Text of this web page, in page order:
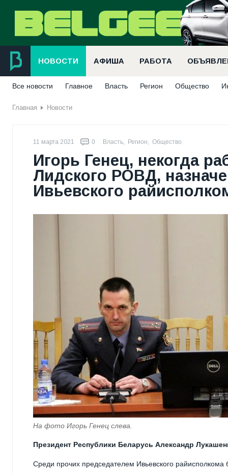
НОВОСТИ АФИША РАБОТА
Все новости Главное Власть Регион Общество
Главная Новости
11 марта 2021 0 Власть, Регион, Общество
Игорь Генец, некогда
Лидского РОВД,
Ивьевского
На фото Игорь Генец слева.
Президент Республики Беларусь Александр
Среди прочих председателем Ивьевского райисполкома